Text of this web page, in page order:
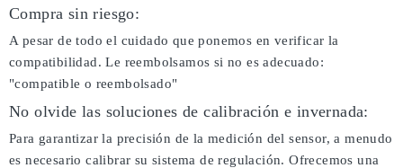
Compra sin riesgo:
A pesar de todo el cuidado que ponemos en verificar la
compatibilidad. Le reembolsamos si no es adecuado:
"compatible o reembolsado"
No olvide las soluciones de calibración e invernada:
Para garantizar la precisión de la medición del sensor, a menudo
es necesario calibrar su sistema de regulación. Ofrecemos una